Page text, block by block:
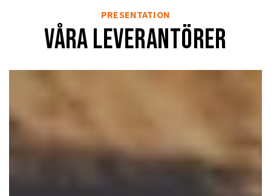
PRESENTATION
Våra LEVERANTÖRER